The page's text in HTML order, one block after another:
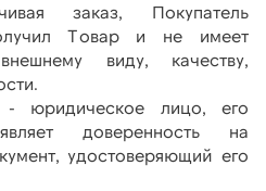
заказ, Покупатель
Товар и не имеет
виду, качеству,
- юридическое лицо, его
доверенность на
удостоверяющий его